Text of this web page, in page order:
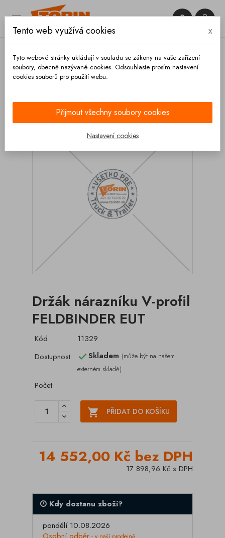
 

Držák nárazníku V-profil
FELDBINDER EUT
Kód
11329
Dostupnost
Skladem (může být na našem
externém skladě)
Počet
 PŘIDAT DO KOŠÍKU
14 552,00 Kč bez DPH
17 898,96 Kč s DPH
Kdy dostanu zboží?
pondělí 10.08.2026
Tento web využívá cookies x
Tyto webové stránky ukládají v souladu se zákony na vaše zařízení
soubory, obecně nazývané cookies. Odsouhlaste prosím nastavení
cookies souborů pro použití webu.
Přijmout všechny soubory cookies
Nastavení cookies